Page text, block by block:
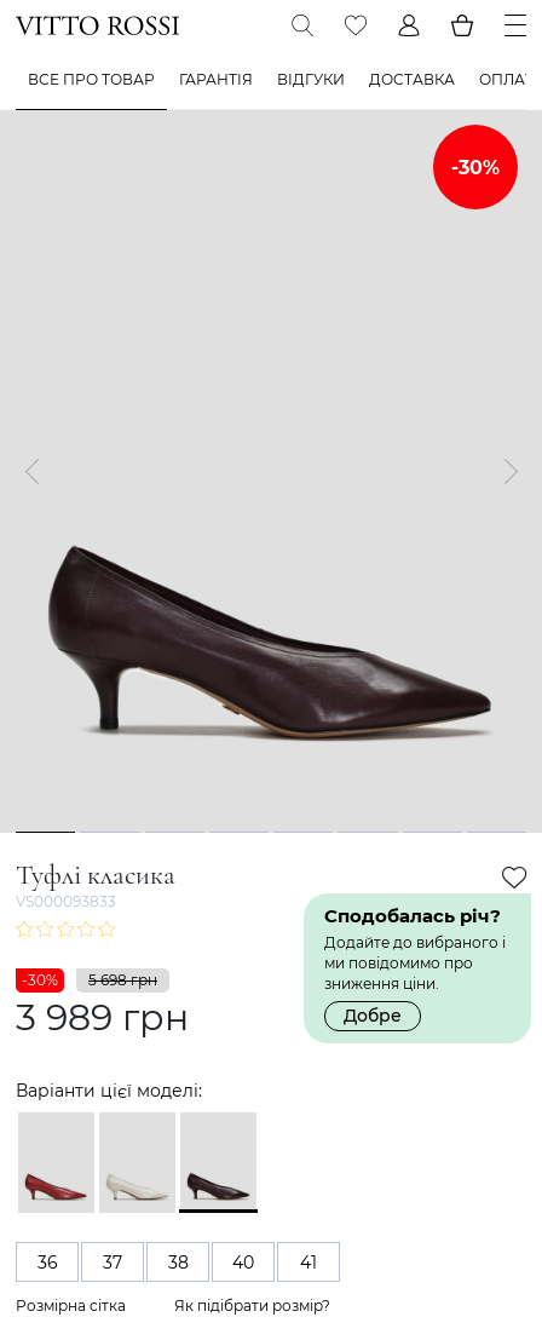
ВСЕ ПРО ТОВАР ГАРАНТІЯ ВІДГУКИ ДОСТАВКА
1 2 3 4 5 6 7 8
Туфлі класика
VS000093833
Сподобалась річ?
Додайте до вибраного і
ми повідомимо про
зниження ціни.
Добре
-30% 5 698 грн
3 989 грн
Варіанти цієї моделі:
36 37 38 40 41
Розмірна сітка Як підібрати розмір?